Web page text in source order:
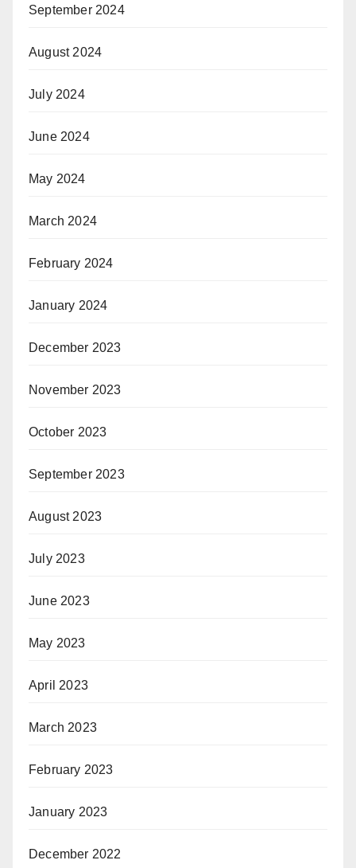
September 2024
August 2024
July 2024
June 2024
May 2024
March 2024
February 2024
January 2024
December 2023
November 2023
October 2023
September 2023
August 2023
July 2023
June 2023
May 2023
April 2023
March 2023
February 2023
January 2023
December 2022